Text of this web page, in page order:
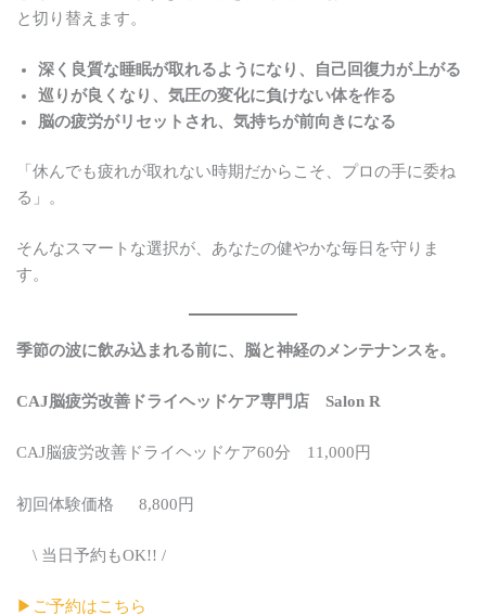
と切り替えます。
深く良質な睡眠が取れるようになり、自己回復力が上がる
巡りが良くなり、気圧の変化に負けない体を作る
脳の疲労がリセットされ、気持ちが前向きになる
「休んでも疲れが取れない時期だからこそ、プロの手に委ね
る」。
そんなスマートな選択が、あなたの健やかな毎日を守りま
す。
季節の波に飲み込まれる前に、脳と神経のメンテナンスを。
CAJ脳疲労改善ドライヘッドケア専門店 Salon R
CAJ脳疲労改善ドライヘッドケア60分 11,000円
初回体験価格 8,800円
\ 当日予約もOK!! /
▶︎ご予約はこちら